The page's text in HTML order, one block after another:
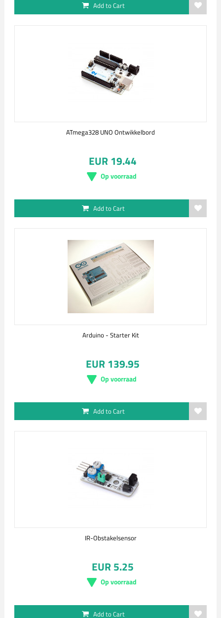
Add to Cart
ATmega328 UNO Ontwikkelbord
EUR 19.44
Op voorraad
Add to Cart
Arduino - Starter Kit
EUR 139.95
Op voorraad
Add to Cart
IR-Obstakelsensor
EUR 5.25
Op voorraad
Add to Cart